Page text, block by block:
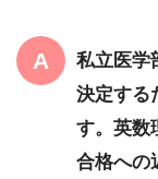
私立医学
決定する
す。英数
合格への